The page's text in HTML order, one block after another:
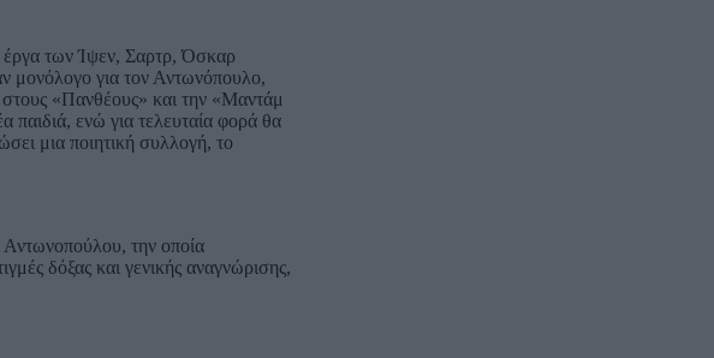
έργα των Ίψεν, Σαρτρ, Όσκαρ
μονόλογο για τον Αντωνόπουλο,
στους «Πανθέους» και την «Μαντάμ
παιδιά, ενώ για τελευταία φορά θα
μια ποιητική συλλογή, το
Αντωνοπούλου, την οποία
δόξας και γενικής αναγνώρισης,